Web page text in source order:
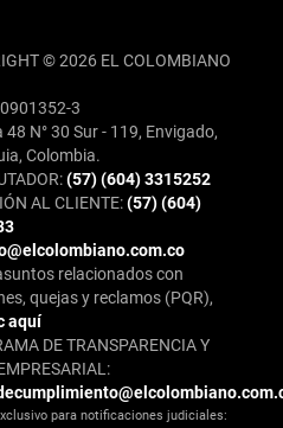
© 2026 EL COLOMBIANO
3
48 N° 30 Sur - 119, Envigado,
Colombia.
(57) (604) 3315252
AL CLIENTE:(57) (604)
relacionados con
quejas y reclamos (PQR),
aquí
DE TRANSPARENCIA Y
para notificaciones judiciales: